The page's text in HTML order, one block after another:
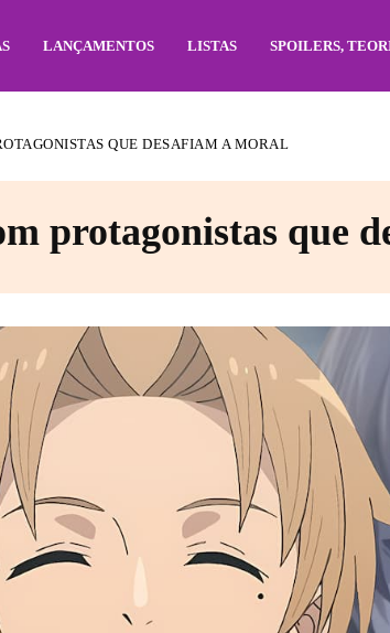
LANÇAMENTOS LISTAS SPOILERS,
QUE DESAFIAM A MORAL
protagonistas que